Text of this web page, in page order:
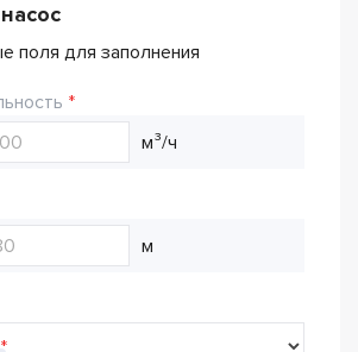
поля для заполнения
м³/ч
м